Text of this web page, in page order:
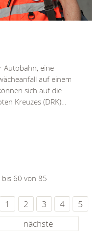
Autobahn, eine
auf einem
sich auf die
Kreuzes (DRK)…
bis 60 von 85
1 2 3 4
5
nächste